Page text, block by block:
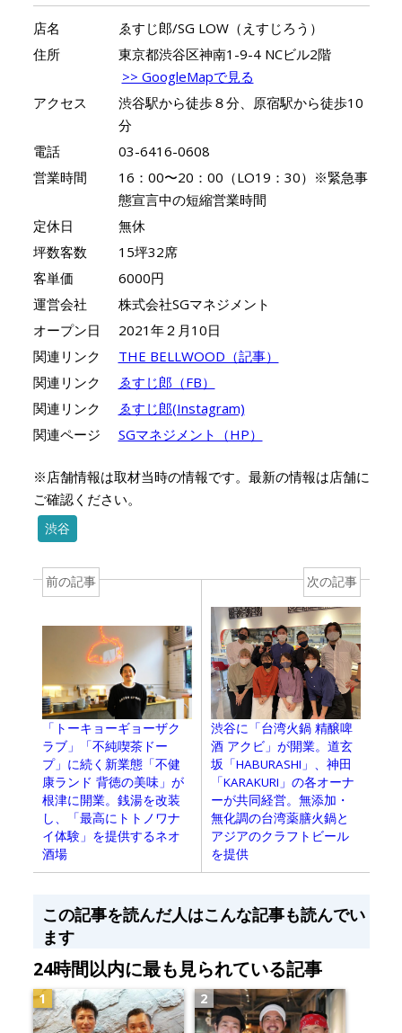
店名
ゑすじ郎/SG LOW（えすじろう）
住所
東京都渋谷区神南1-9-4 NCビル2階
>> GoogleMapで見る
アクセス
渋谷駅から徒歩８分、原宿駅から徒歩10
分
電話
03-6416-0608
営業時間
16：00〜20：00（LO19：30）※緊急事
態宣言中の短縮営業時間
定休日
無休
坪数客数
15坪32席
客単価
6000円
運営会社
株式会社SGマネジメント
オープン日
2021年２月10日
関連リンク
THE BELLWOOD（記事）
関連リンク
ゑすじ郎（FB）
関連リンク
ゑすじ郎(Instagram)
関連ページ
SGマネジメント（HP）
※店舗情報は取材当時の情報です。最新の情報は店舗に
ご確認ください。
渋谷
前の記事
「トーキョーギョーザク
ラブ」「不純喫茶ドー
プ」に続く新業態「不健
康ランド 背徳の美味」が
根津に開業。銭湯を改装
し、「最高にトトノワナ
イ体験」を提供するネオ
酒場
次の記事
渋谷に「台湾火鍋 精醸啤
酒 アクビ」が開業。道玄
坂「HABURASHI」、神田
「KARAKURI」の各オーナ
ーが共同経営。無添加・
無化調の台湾薬膳火鍋と
アジアのクラフトビール
を提供
この記事を読んだ人はこんな記事も読んでい
ます
24時間以内に最も見られている記事